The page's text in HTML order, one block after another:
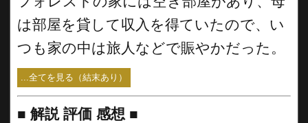
は部屋を貸して収入を得ていたので、い
つも家の中は旅人などで賑やかだった。
...全てを見る（結末あり）
■ 解説 評価 感想 ■